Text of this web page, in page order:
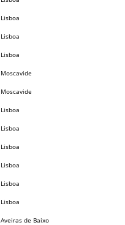
Lisboa
Lisboa
Lisboa
Moscavide
Moscavide
Lisboa
Lisboa
Lisboa
Lisboa
Lisboa
Lisboa
Aveiras de Baixo